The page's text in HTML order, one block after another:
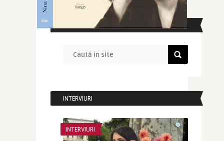
CAUTĂ ÎN SITE
INTERVIURI
INTERVIURI